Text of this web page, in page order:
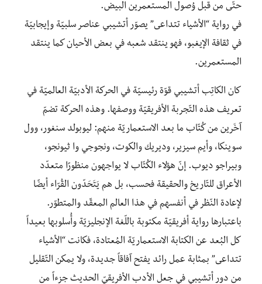
حتّى من قبل وُصول المستعمرين البيض.
في رواية “الأشياء تتداعى” يصوّر أتشيبي عناصر سلبيّة وإيجابيّة
في ثقافة الإيغبو، فهو ينتقد شعبه في بعض الأحيان كما ينتقد
المستعمرين.
كان الكاتِب أتشيبي قوّة رئيسيّة في الحركة الأدبيّة العالميّة في
تعريف هذه التّجربة الأفريقيّة ووصفها. وهذه الحركة تضمّ
آخَرين من كُتّاب ما بعد الاستعماريّة منهم: ليوبولد سنغور، وول
سوينكا، وأيم سيزير، وديريك والكوت، ونجوجي وا ثيونجو،
وبيراجو ديوب. إنّ هؤلاء الكُتّاب لا يواجهون منظورًا متعدّد
الأعراق للتّاريخ والحقيقة فحسب، بل هم يَتَحَدّون القُرّاء أيضًا
لإعادة النّظر في أنفسهم في هذا العالم المعقّد والمتطوّر.
باعتبارها رواية أفريقيّة مكتوبة باللّغة الإنجليزيّة وأُسلوبها بعيداً
كل البُعد عن الكتابة الاستعماريّة المُعتادة، فكانت “الأشياء
تتداعى” بمثابة عمل رائد يفتح آفاقاً جديدة، ولا يمكن التّقليل
من دور أتشيبي في جعل الأدب الأفريقيّ الحديث جزءاً من